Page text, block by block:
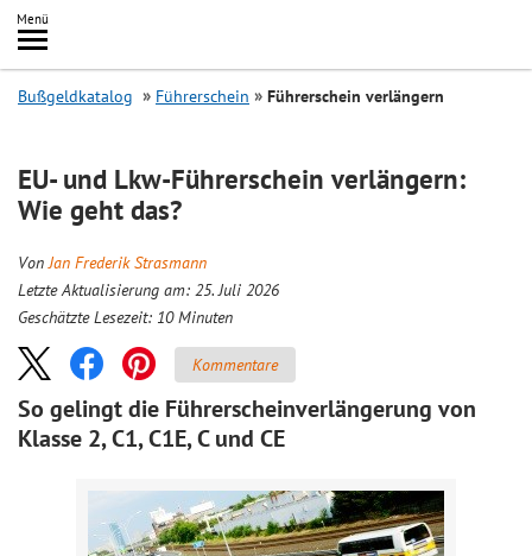
Inhalt
springen
Menü
Search
Bußgeldkatalog Führerschein Führerschein verlängern
EU- und Lkw-Führerschein verlängern:
Wie geht das?
VonJan Frederik Strasmann
Letzte Aktualisierung am: 25. Juli 2026
Geschätzte Lesezeit: 10 Minuten
Kommentare
So gelingt die Führerscheinverlängerung von
Klasse 2, C1, C1E, C und CE